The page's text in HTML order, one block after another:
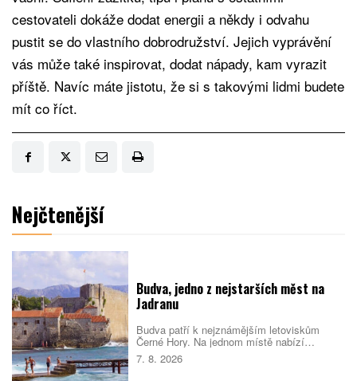
cestovateli dokáže dodat energii a někdy i odvahu
pustit se do vlastního dobrodružství. Jejich vyprávění
vás může také inspirovat, dodat nápady, kam vyrazit
příště. Navíc máte jistotu, že si s takovými lidmi budete
mít co říct.
Nejčtenější
Budva, jedno z nejstarších měst na
Jadranu
Budva patří k nejznámějším letoviskům
Černé Hory. Na jednom místě nabízí
opevněné staré město, dlouhé městské
pláže, menší zátoky i snadné výlety podél
7. 8. 2026